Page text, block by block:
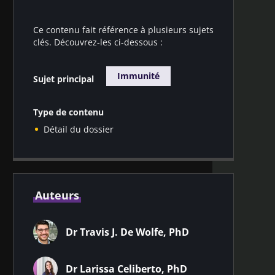
Ce contenu fait référence à plusieurs sujets
clés. Découvrez-les ci-dessous :
Sujet principal Immunité
Type de contenu
Détail du dossier
Auteurs
Dr Travis J. De Wolfe, PhD
Dr Larissa Celiberto, PhD